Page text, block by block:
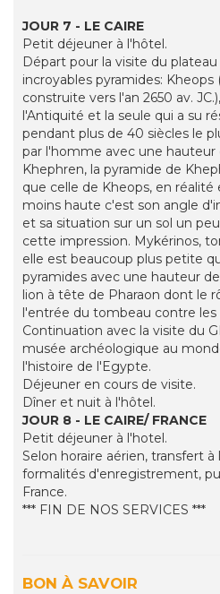
JOUR 7 - LE CAIRE
Petit déjeuner à l'hôtel.
Départ pour la visite du
incroyables pyramides: Kheops
construite vers l'an 2650 av.
l'Antiquité et la seule qui a su
pendant plus de 40 siècles le
par l'homme avec une hauteur
Khephren, la pyramide de
que celle de Kheops, en
moins haute c'est son angle
et sa situation sur un sol un
cette impression. Mykérinos,
elle est beaucoup plus petite
pyramides avec une hauteur
lion à tête de Pharaon dont le
l'entrée du tombeau contre les
Continuation avec la visite du
musée archéologique au
l'histoire de l'Egypte.
Déjeuner en cours de visite.
Dîner et nuit à l'hôtel.
JOUR 8 - LE CAIRE/ FRANCE
Petit déjeuner à l'hotel.
Selon horaire aérien, transfert
formalités d'enregistrement,
France.
*** FIN DE NOS SERVICES ***
BON À SAVOIR